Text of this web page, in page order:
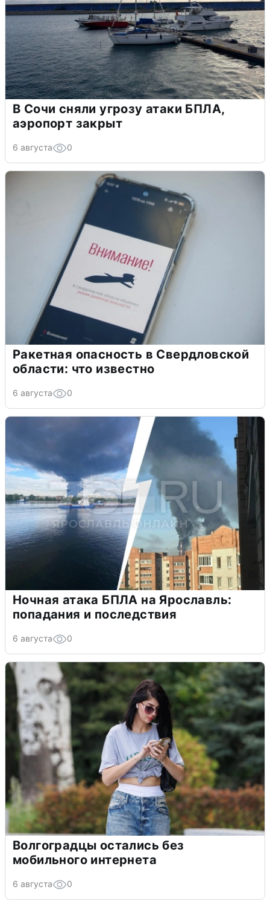
В Сочи сняли угрозу атаки БПЛА,
аэропорт закрыт
6 августа 0
Ракетная опасность в Свердловской
области: что известно
6 августа 0
Ночная атака БПЛА на Ярославль:
попадания и последствия
6 августа 0
Волгоградцы остались без
мобильного интернета
6 августа 0